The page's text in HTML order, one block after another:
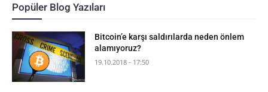
Popüler Blog Yazıları
Bitcoin’e karşı saldırılarda neden önlem
alamıyoruz?
19.10.2018 - 17:50